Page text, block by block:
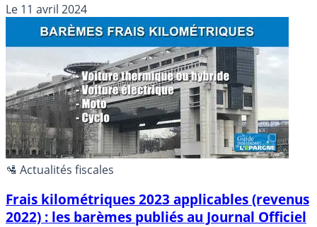
Le 11 avril 2024
🛂 Actualités fiscales
Frais kilométriques 2023 applicables (revenus
2022) : les barèmes publiés au Journal Officiel